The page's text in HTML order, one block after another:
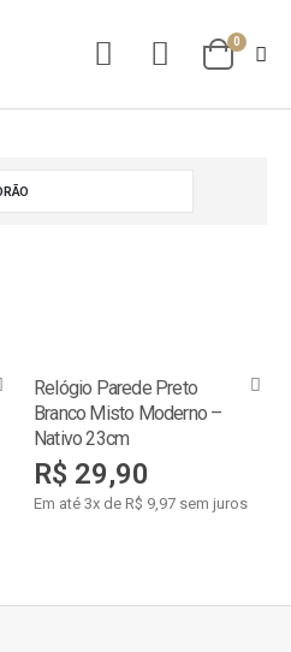
0
Relógio Parede Preto
Branco Misto Moderno –
Nativo 23cm
R$ 29,90
Em até 3x de R$ 9,97 sem juros